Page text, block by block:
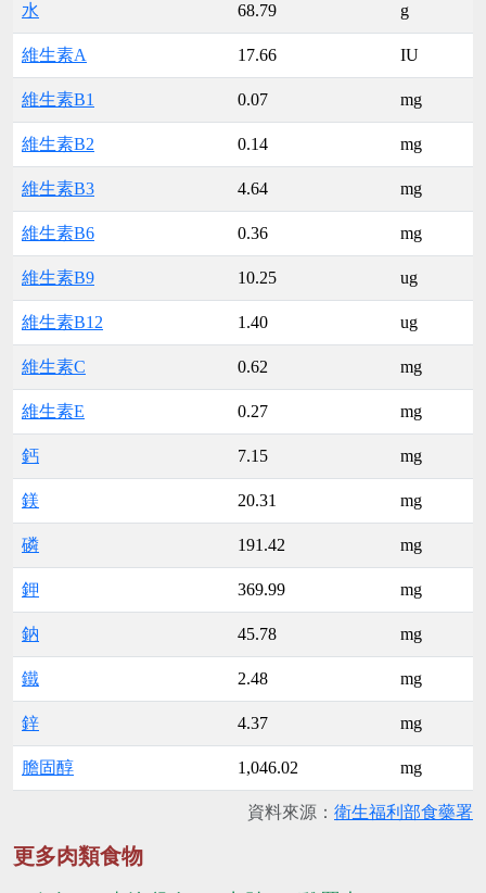
水 68.79 g
維生素A 17.66 IU
維生素B1 0.07 mg
維生素B2 0.14 mg
維生素B3 4.64 mg
維生素B6 0.36 mg
維生素B9 10.25 ug
維生素B12 1.40 ug
維生素C 0.62 mg
維生素E 0.27 mg
鈣 7.15 mg
鎂 20.31 mg
磷 191.42 mg
鉀 369.99 mg
鈉 45.78 mg
鐵 2.48 mg
鋅 4.37 mg
膽固醇 1,046.02 mg
資料來源： 衛生福利部食藥署
更多肉類食物